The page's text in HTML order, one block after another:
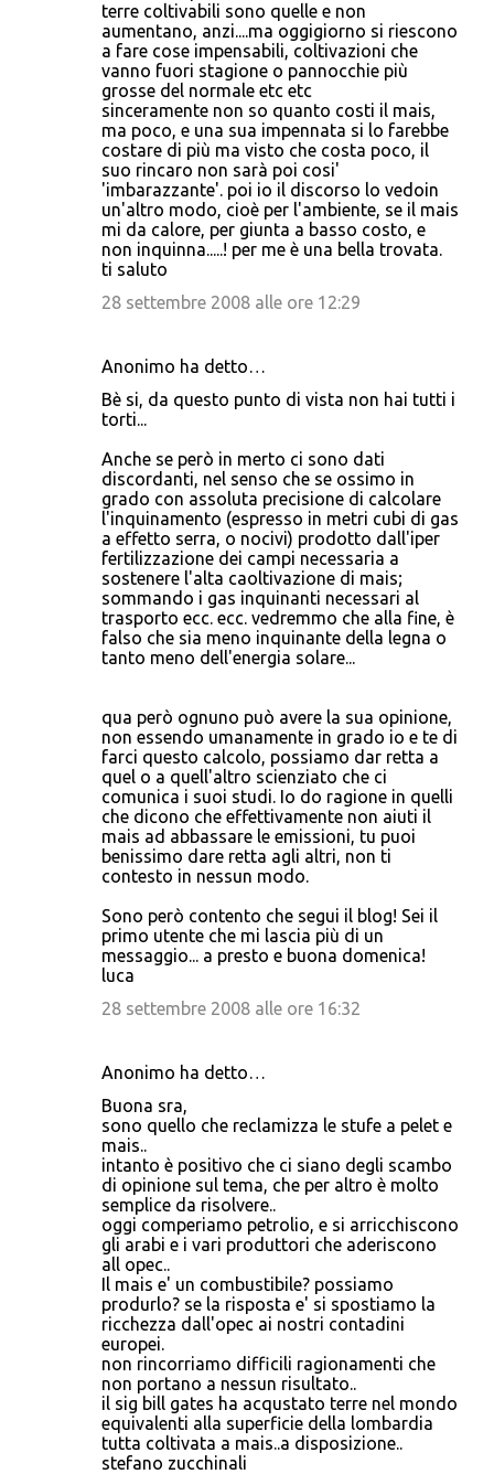
terre coltivabili sono quelle e non
aumentano, anzi....ma oggigiorno si riescono
a fare cose impensabili, coltivazioni che
vanno fuori stagione o pannocchie più
grosse del normale etc etc
sinceramente non so quanto costi il mais,
ma poco, e una sua impennata si lo farebbe
costare di più ma visto che costa poco, il
suo rincaro non sarà poi cosi'
'imbarazzante'. poi io il discorso lo vedoin
un'altro modo, cioè per l'ambiente, se il mais
mi da calore, per giunta a basso costo, e
non inquinna.....! per me è una bella trovata.
ti saluto
28 settembre 2008 alle ore 12:29
Anonimo ha detto…
Bè si, da questo punto di vista non hai tutti i
torti...
Anche se però in merto ci sono dati
discordanti, nel senso che se ossimo in
grado con assoluta precisione di calcolare
l'inquinamento (espresso in metri cubi di gas
a effetto serra, o nocivi) prodotto dall'iper
fertilizzazione dei campi necessaria a
sostenere l'alta caoltivazione di mais;
sommando i gas inquinanti necessari al
trasporto ecc. ecc. vedremmo che alla fine, è
falso che sia meno inquinante della legna o
tanto meno dell'energia solare...
qua però ognuno può avere la sua opinione,
non essendo umanamente in grado io e te di
farci questo calcolo, possiamo dar retta a
quel o a quell'altro scienziato che ci
comunica i suoi studi. Io do ragione in quelli
che dicono che effettivamente non aiuti il
mais ad abbassare le emissioni, tu puoi
benissimo dare retta agli altri, non ti
contesto in nessun modo.
Sono però contento che segui il blog! Sei il
primo utente che mi lascia più di un
messaggio... a presto e buona domenica!
luca
28 settembre 2008 alle ore 16:32
Anonimo ha detto…
Buona sra,
sono quello che reclamizza le stufe a pelet e
mais..
intanto è positivo che ci siano degli scambo
di opinione sul tema, che per altro è molto
semplice da risolvere..
oggi comperiamo petrolio, e si arricchiscono
gli arabi e i vari produttori che aderiscono
all opec..
Il mais e' un combustibile? possiamo
produrlo? se la risposta e' si spostiamo la
ricchezza dall'opec ai nostri contadini
europei.
non rincorriamo difficili ragionamenti che
non portano a nessun risultato..
il sig bill gates ha acqustato terre nel mondo
equivalenti alla superficie della lombardia
tutta coltivata a mais..a disposizione..
stefano zucchinali